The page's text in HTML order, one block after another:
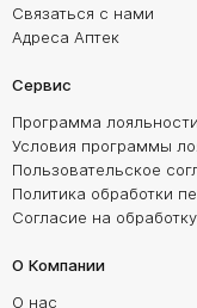
Связаться с нами
Адреса Аптек
Сервис
Программа лояльности
Условия программы
Пользовательское
Политика обработки
Согласие на
О Компании
О нас